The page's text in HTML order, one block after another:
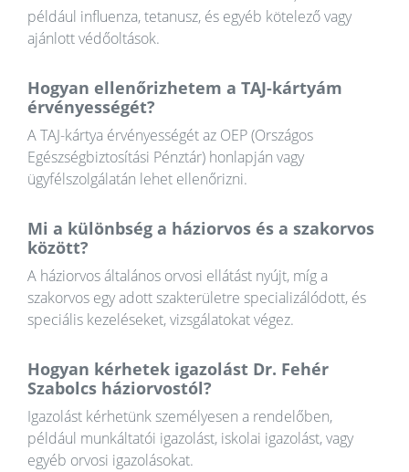
például influenza, tetanusz, és egyéb kötelező vagy
ajánlott védőoltások.
Hogyan ellenőrizhetem a TAJ-kártyám
érvényességét?
A TAJ-kártya érvényességét az OEP (Országos
Egészségbiztosítási Pénztár) honlapján vagy
ügyfélszolgálatán lehet ellenőrizni.
Mi a különbség a háziorvos és a szakorvos
között?
A háziorvos általános orvosi ellátást nyújt, míg a
szakorvos egy adott szakterületre specializálódott, és
speciális kezeléseket, vizsgálatokat végez.
Hogyan kérhetek igazolást Dr. Fehér
Szabolcs háziorvostól?
Igazolást kérhetünk személyesen a rendelőben,
például munkáltatói igazolást, iskolai igazolást, vagy
egyéb orvosi igazolásokat.